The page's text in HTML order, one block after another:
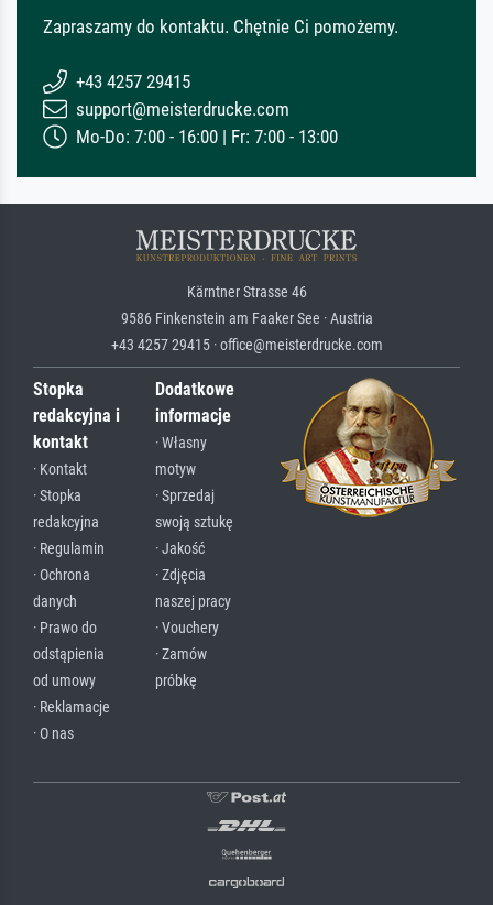
Zapraszamy do kontaktu. Chętnie Ci pomożemy.
+43 4257 29415
support@meisterdrucke.com
Mo-Do: 7:00 - 16:00 | Fr: 7:00 - 13:00
Kärntner Strasse 46
9586 Finkenstein am Faaker See · Austria
+43 4257 29415 · office@meisterdrucke.com
Stopka
redakcyjna i
kontakt
· Kontakt
· Stopka
redakcyjna
· Regulamin
· Ochrona
danych
· Prawo do
odstąpienia
od umowy
· Reklamacje
· O nas
Dodatkowe
informacje
· Własny
motyw
· Sprzedaj
swoją sztukę
· Jakość
· Zdjęcia
naszej pracy
· Vouchery
· Zamów
próbkę